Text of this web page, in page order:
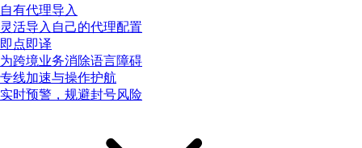
自有代理导入
灵活导入自己的代理配置
即点即译
为跨境业务消除语言障碍
专线加速与操作护航
实时预警，规避封号风险